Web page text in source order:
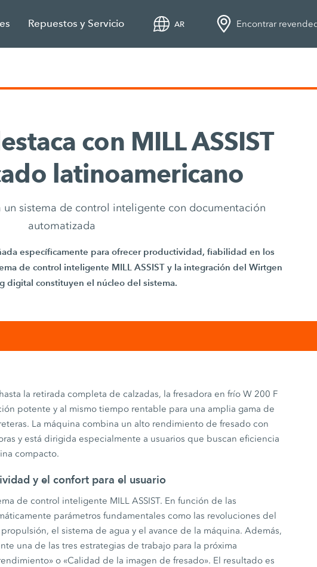
Repuestos y Servicio AR Encontrar
con MILL ASSIST
latinoamericano
un sistema de control inteligente con documentación
automatizada
específicamente para ofrecer productividad, fiabilidad en los
de control inteligente MILL ASSIST y la integración del Wirtgen
digital constituyen el núcleo del sistema.
la retirada completa de calzadas, la fresadora en frío W 200 F
potente y al mismo tiempo rentable para una amplia gama de
La máquina combina un alto rendimiento de fresado con
y está dirigida especialmente a usuarios que buscan eficiencia
compacto.
y el confort para el usuario
de control inteligente MILL ASSIST. En función de las
parámetros fundamentales como las revoluciones del
el sistema de agua y el avance de la máquina. Además,
una de las tres estrategias de trabajo para la próxima
o «Calidad de la imagen de fresado». El resultado es